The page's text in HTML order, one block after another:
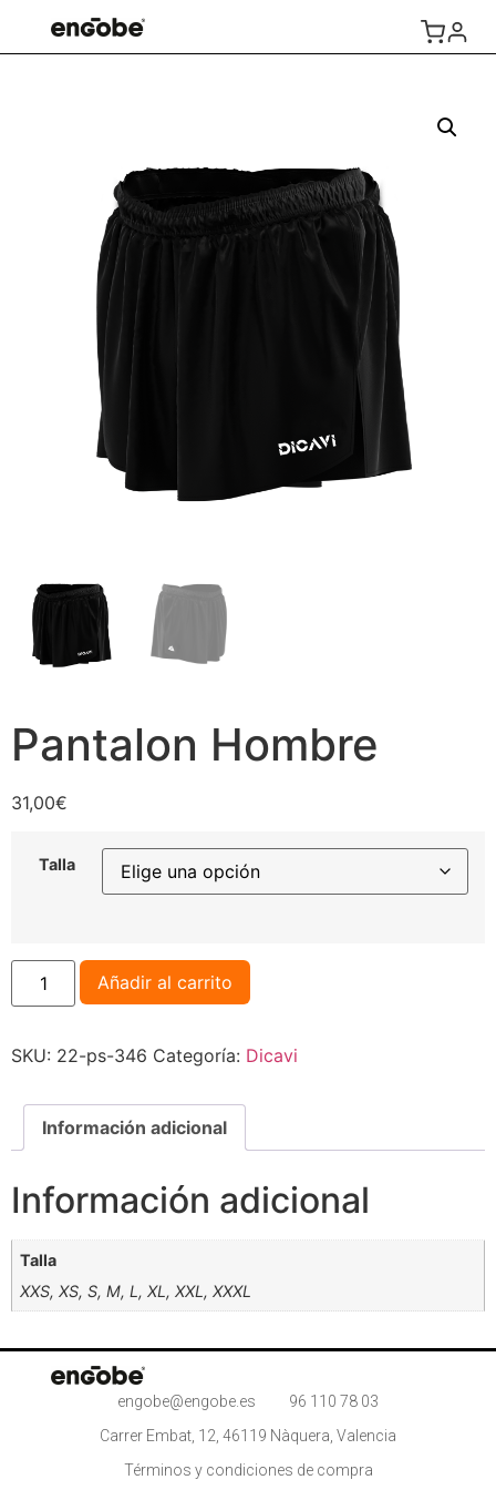
Pantalon Hombre
31,00€
Talla
Añadir al carrito
SKU: 22-ps-346 Categoría: Dicavi
Información adicional
Información adicional
Talla
XXS, XS, S, M, L, XL, XXL, XXXL
engobe@engobe.es
96 110 78 03
Carrer Embat, 12, 46119 Nàquera, Valencia
Términos y condiciones de compra